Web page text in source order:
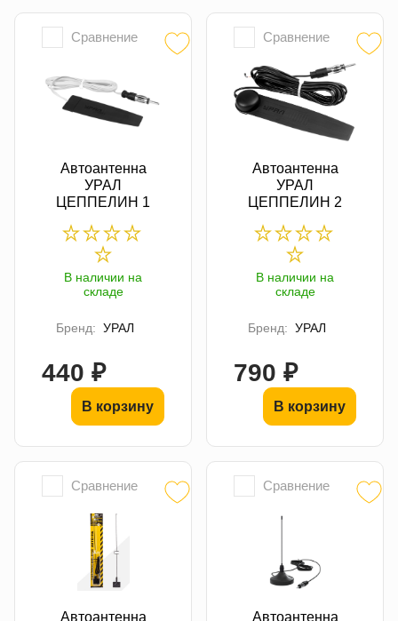
Сравнение
Автоантенна
УРАЛ
ЦЕППЕЛИН 1
В наличии на
складе
Бренд: УРАЛ
440 ₽
В корзину
Сравнение
Автоантенна
УРАЛ
ЦЕППЕЛИН 2
В наличии на
складе
Бренд: УРАЛ
790 ₽
В корзину
Сравнение
Автоантенна
Сравнение
Автоантенна